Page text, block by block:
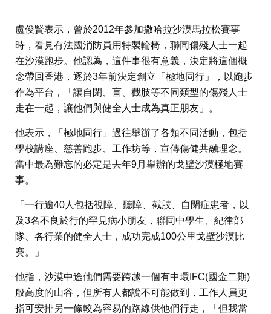
盧俊賢表示，曾於2012年參加撒哈拉沙漠馬拉松賽事
時，看見有法國消防員用特製輪椅，聯同傷殘人士一起
在沙漠跑步。他認為，這件事很有意義，決定將這個概
念帶回香港，逐於3年前決定創立「極地同行」，以跑步
作為平台，「讓自閉、盲、截肢等不同類型的傷殘人士
走在一起，讓他們與健全人士成為真正朋友」。
他表示，「極地同行」過往舉辦了各類不同活動，包括
學校講座、慈善跑步、工作坊等，宣傳傷健共融理念。
當中最為難忘的必定是去年9月舉辦的戈壁沙漠極地賽
事。
「一行逾40人包括視障、聽障、截肢、自閉症患者，以
及3名不良於行的罕見病小朋友，聯同中學生、紀律部
隊、各行業的健全人士，成功完成100公里戈壁沙漠比
賽。」
他指，沙漠中途他們需要跨越一個有中環IFC(國金二期)
般高度的山谷，但所有人都說不可能做到，工作人員更
指可安排另一條較為容易的路線供他們行走，「但我當